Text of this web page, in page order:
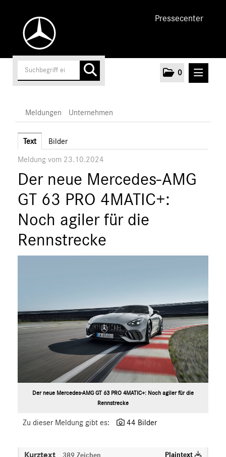
Pressecenter
0
Unternehmen
Marken & Produkte
MEDIA
ÜBER UNS
ANSPRECHPARTNER
Meldungen Unternehmen
Text Bilder
Meldung vom 23.10.2024
Der neue Mercedes-AMG
GT 63 PRO 4MATIC+:
Noch agiler für die
Rennstrecke
Der neue Mercedes-AMG GT 63 PRO 4MATIC+: Noch agiler für die
Rennstrecke
Zu dieser Meldung gibt es: 44 Bilder
Kurztext 389 Zeichen Plaintext